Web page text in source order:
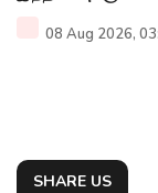
08 Aug 2026,
SHARE US